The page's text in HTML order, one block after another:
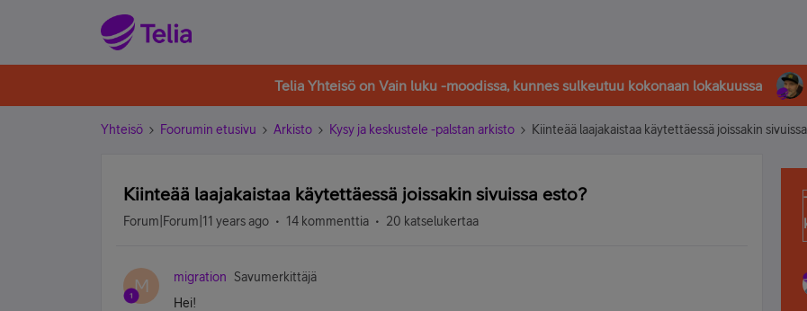
Telia Yhteisö on Vain luku -moodissa, kunnes sulkeutuu kokonaan lokakuussa
Yhteisö Foorumin etusivu Arkisto Kysy ja keskustele -palstan arkisto Kiinteää laajakaistaa käytettäessä joissakin
Kiinteää laajakaistaa käytettäessä joissakin sivuissa esto?
Forum|Forum|11 years ago 14 kommenttia 20 katselukertaa
M migration
Savumerkittäjä
Hei!